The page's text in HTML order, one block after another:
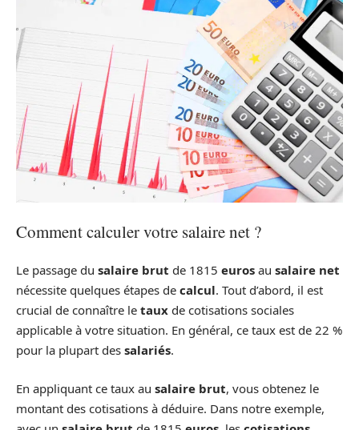
Comment calculer votre salaire net ?
Le passage du salaire brut de 1815 euros au salaire net
nécessite quelques étapes de calcul. Tout d’abord, il est
crucial de connaître le taux de cotisations sociales
applicable à votre situation. En général, ce taux est de 22 %
pour la plupart des salariés.
En appliquant ce taux au salaire brut, vous obtenez le
montant des cotisations à déduire. Dans notre exemple,